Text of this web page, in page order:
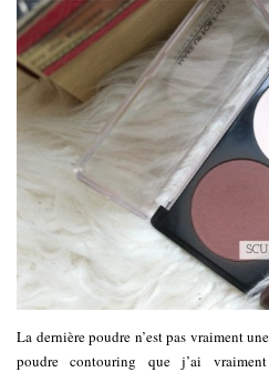
La dernière poudre n’est pas vraiment
poudre contouring que j’ai